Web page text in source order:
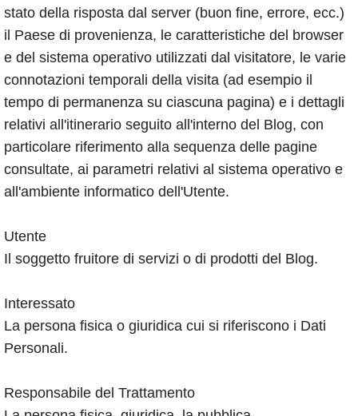
stato della risposta dal server (buon fine, errore, ecc.)
il Paese di provenienza, le caratteristiche del browser
e del sistema operativo utilizzati dal visitatore, le varie
connotazioni temporali della visita (ad esempio il
tempo di permanenza su ciascuna pagina) e i dettagli
relativi all'itinerario seguito all'interno del Blog, con
particolare riferimento alla sequenza delle pagine
consultate, ai parametri relativi al sistema operativo e
all'ambiente informatico dell'Utente.
Utente
Il soggetto fruitore di servizi o di prodotti del Blog.
Interessato
La persona fisica o giuridica cui si riferiscono i Dati
Personali.
Responsabile del Trattamento